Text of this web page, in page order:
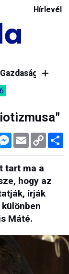
Hírlevél
Gazdaság
Messenger
Email Copy
Link
tart ma a
hogy az
írják
Máté.